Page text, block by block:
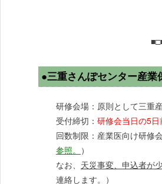
●三重さんぽセンター産
研修会場：原則として三重
受付締切： 研修会当日の5
回数制限：産業医向け研修
参照。 ）
なお、 天災事変、申込者が
連絡します。）